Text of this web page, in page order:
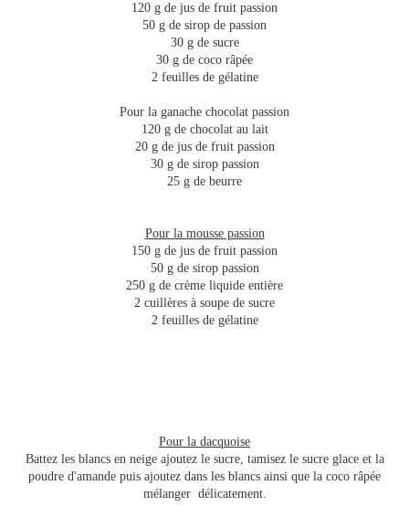
120 g de jus de fruit passion
50 g de sirop de passion
30 g de sucre
30 g de coco râpée
2 feuilles de gélatine
Pour la ganache chocolat passion
120 g de chocolat au lait
20 g de jus de fruit passion
30 g de sirop passion
25 g de beurre
Pour la mousse passion
150 g de jus de fruit passion
50 g de sirop passion
250 g de crème liquide entière
2 cuillères à soupe de sucre
2 feuilles de gélatine
Pour la dacquoise
Battez les blancs en neige ajoutez le sucre, tamisez le sucre glace et la
poudre d'amande puis ajoutez dans les blancs ainsi que la coco râpée
mélanger délicatement.